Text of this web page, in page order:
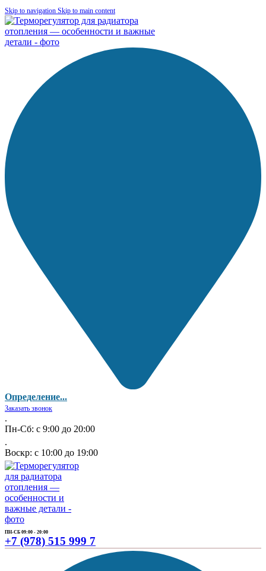
Skip to navigation Skip to main content
Определение...
Заказать звонок
.
Пн-Сб: с 9:00 до 20:00
.
Воскр: с 10:00 до 19:00
ПН-СБ 09:00 - 20:00
+7 (978) 515 999 7